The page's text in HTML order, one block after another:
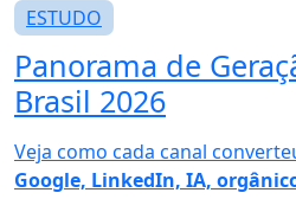
ESTUDO
Panorama de
Brasil 2026
Veja como cada canal
Google, LinkedIn, IA,